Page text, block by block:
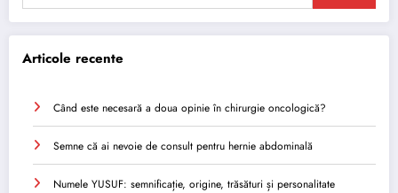
Articole recente
Când este necesară a doua opinie în chirurgie oncologică?
Semne că ai nevoie de consult pentru hernie abdominală
Numele YUSUF: semnificație, origine, trăsături și personalitate